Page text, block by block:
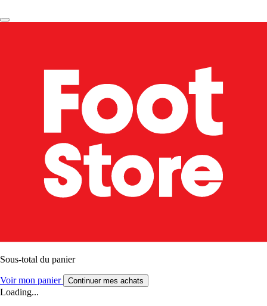
Sous-total du panier
Voir mon panier Continuer mes achats
Loading...